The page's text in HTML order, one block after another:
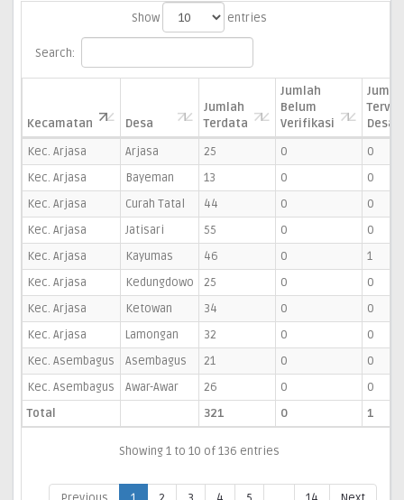
Show entries
Search:
Kecamatan Desa
Jumlah
Terdata
Jumlah
Belum
Verifikasi
Desa
Kec. Arjasa
Arjasa 25 0
0
Kec. Arjasa
Bayeman 13 0
0
Kec. Arjasa
Curah Tatal 44 0
0
Kec. Arjasa
Jatisari 55 0
0
Kec. Arjasa
Kayumas 46 0
1
Kec. Arjasa
Kedungdowo 25 0
0
Kec. Arjasa
Ketowan 34 0
0
Kec. Arjasa
Lamongan 32 0
0
Kec. Asembagus
Asembagus 21 0
0
Kec. Asembagus
Awar-Awar 26 0
0
Total
321 0 1
Showing 1 to 10 of 136 entries